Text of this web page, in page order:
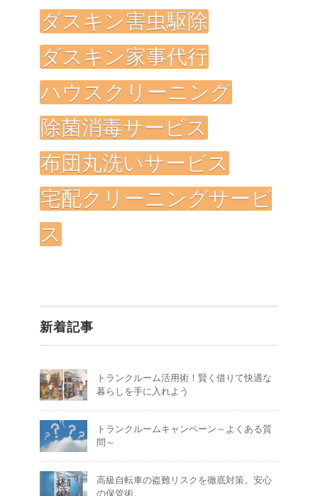
ダスキン害虫駆除
ダスキン家事代行
ハウスクリーニング
除菌消毒サービス
布団丸洗いサービス
宅配クリーニングサービ
ス
新着記事
トランクルーム活用術！賢く借りて快適な
暮らしを手に入れよう
トランクルームキャンペーン～よくある質
問～
高級自転車の盗難リスクを徹底対策。安心
の保管術。